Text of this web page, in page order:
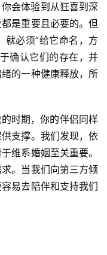
会体验到从狂喜到深
是重要且必要的。但
就必须”给它命名，方
确认它们的存在，并
的一种健康释放，所
时期，你的伴侣同样
支撑。我们发现，依
维系婚姻至关重要。
。当我们向第三方倾
易去陪伴和支持我们